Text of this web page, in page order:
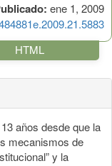
ene 1, 2009
HTML
años desde que la
mecanismos de
y la